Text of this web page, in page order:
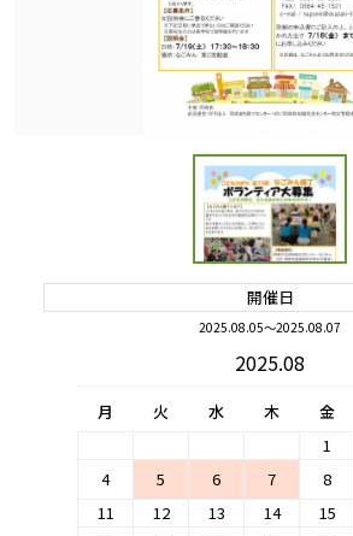
開催日
2025.08.05～2025.08.07
2025.08
月 火 水 木 金
1
4
5 6 7 8
11
12 13 14 15